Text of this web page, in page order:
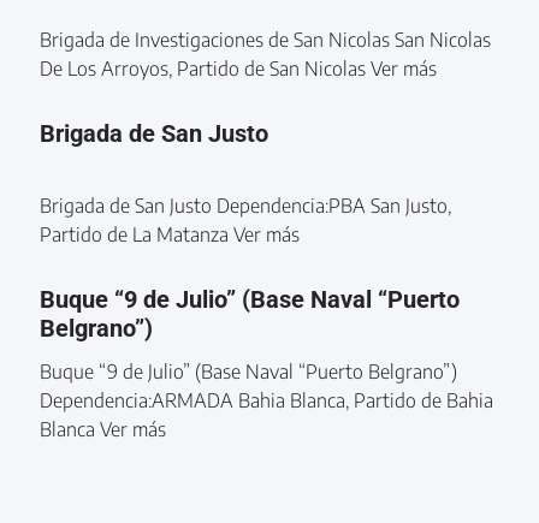
Brigada de Investigaciones de San Nicolas San Nicolas
De Los Arroyos, Partido de San Nicolas Ver más
Brigada de San Justo
Brigada de San Justo Dependencia:PBA San Justo,
Partido de La Matanza Ver más
Buque “9 de Julio” (Base Naval “Puerto
Belgrano”)
Buque “9 de Julio” (Base Naval “Puerto Belgrano”)
Dependencia:ARMADA Bahia Blanca, Partido de Bahia
Blanca Ver más